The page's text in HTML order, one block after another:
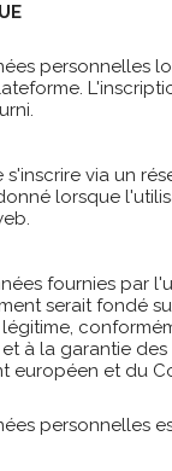
personnelles
s'inscrire via un
lorsque
fournies par
serait fondé
légitime,
à la garantie
européen et du
personnelles